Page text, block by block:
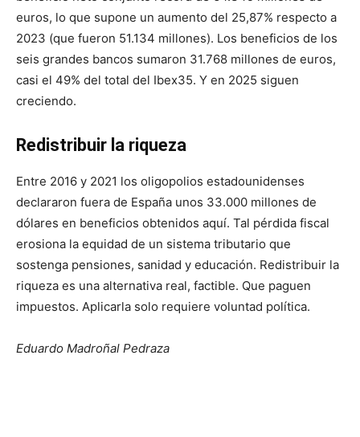
euros, lo que supone un aumento del 25,87% respecto a
2023 (que fueron 51.134 millones). Los beneficios de los
seis grandes bancos sumaron 31.768 millones de euros,
casi el 49% del total del Ibex35. Y en 2025 siguen
creciendo.
Redistribuir la riqueza
Entre 2016 y 2021 los oligopolios estadounidenses
declararon fuera de España unos 33.000 millones de
dólares en beneficios obtenidos aquí. Tal pérdida fiscal
erosiona la equidad de un sistema tributario que
sostenga pensiones, sanidad y educación. Redistribuir la
riqueza es una alternativa real, factible. Que paguen
impuestos. Aplicarla solo requiere voluntad política.
Eduardo Madroñal Pedraza